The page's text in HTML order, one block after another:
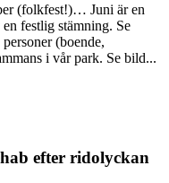
(folkfest!)… Juni är en
festlig stämning. Se
(boende,
i vår park. Se bild...
efter ridolyckan